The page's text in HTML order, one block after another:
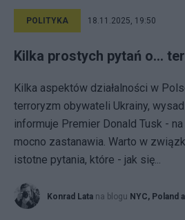
POLITYKA 18.11.2025, 19:50
Kilka prostych pytań o...
Kilka aspektów działalności w
terroryzm obywateli Ukrainy,
informuje Premier Donald Tusk -
mocno zastanawia. Warto w
istotne pytania, które - jak się...
Konrad Lata na blogu NYC, Poland